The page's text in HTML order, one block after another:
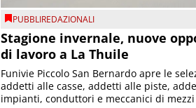
PUBBLIREDAZIONALI
Stagione invernale, nuove
di lavoro a La Thuile
Funivie Piccolo San Bernardo apre le
addetti alle casse, addetti alle piste,
impianti, conduttori e meccanici di